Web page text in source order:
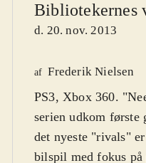
Bibliotekernes
d. 20. nov. 2013
af Frederik Nielsen
PS3, Xbox 360.
serien udkom første
det nyeste "rivals"
bilspil med fokus